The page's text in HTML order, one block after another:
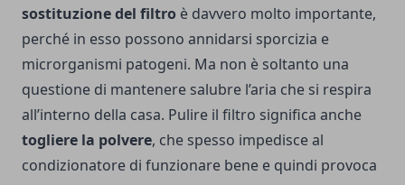
sostituzione del filtro è davvero molto importante,
perché in esso possono annidarsi sporcizia e
microrganismi patogeni. Ma non è soltanto una
questione di mantenere salubre l’aria che si respira
all’interno della casa. Pulire il filtro significa anche
togliere la polvere, che spesso impedisce al
condizionatore di funzionare bene e quindi provoca